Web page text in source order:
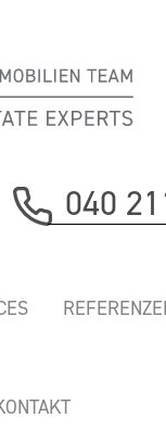
040